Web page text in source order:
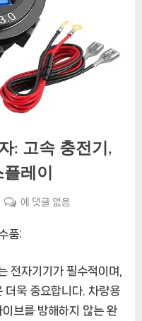
: 고속 충전기,
레이
차
전
기
의
구
에 댓글 없음
품:
전자기기가 필수적이며,
더욱 중요합니다. 차량용
브를 방해하지 않는 완